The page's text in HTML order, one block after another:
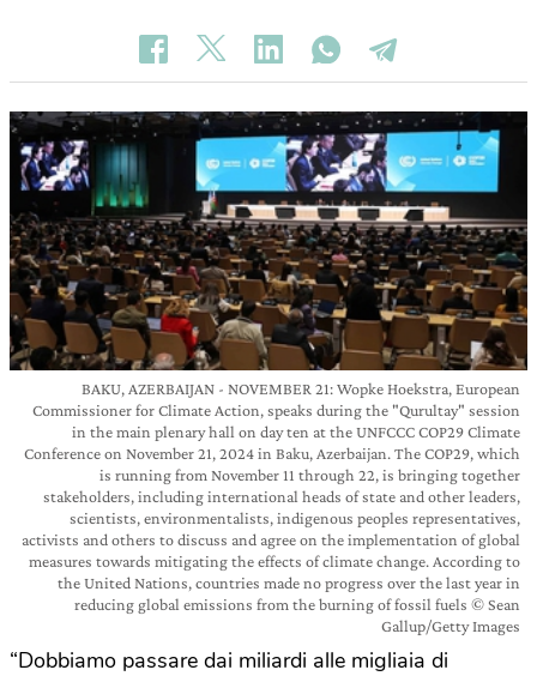
BAKU, AZERBAIJAN - NOVEMBER 21: Wopke Hoekstra, European
Commissioner for Climate Action, speaks during the "Qurultay" session
in the main plenary hall on day ten at the UNFCCC COP29 Climate
Conference on November 21, 2024 in Baku, Azerbaijan. The COP29, which
is running from November 11 through 22, is bringing together
stakeholders, including international heads of state and other leaders,
scientists, environmentalists, indigenous peoples representatives,
activists and others to discuss and agree on the implementation of global
measures towards mitigating the effects of climate change. According to
the United Nations, countries made no progress over the last year in
reducing global emissions from the burning of fossil fuels © Sean
Gallup/Getty Images
“Dobbiamo passare dai miliardi alle migliaia di